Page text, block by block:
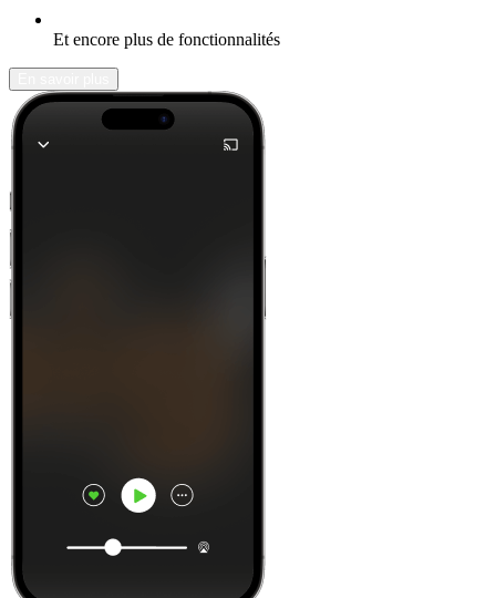
Et encore plus de fonctionnalités